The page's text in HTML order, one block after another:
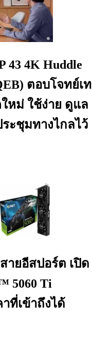
43 4K Huddle
ตอบโจทย์เท
หม่ ใช้ง่าย ดูแล
ะชุมทางไกลไว้
ายอีสปอร์ต เปิด
5060 Ti
ที่เข้าถึงได้